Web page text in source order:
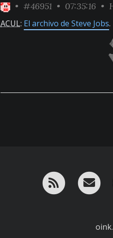
• #46951 • 07:35:16 •
ACUL: El archivo de Steve Jobs.
RSS